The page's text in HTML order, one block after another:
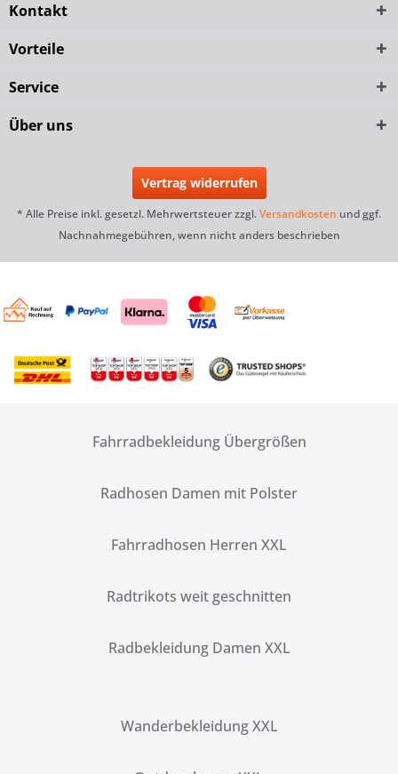
Kontakt
Vorteile
Service
Über uns
Vertrag widerrufen
* Alle Preise inkl. gesetzl. Mehrwertsteuer zzgl.Versandkosten und ggf.
Nachnahmegebühren, wenn nicht anders beschrieben
Fahrradbekleidung Übergrößen
Radhosen Damen mit Polster
Fahrradhosen Herren XXL
Radtrikots weit geschnitten
Radbekleidung Damen XXL
Wanderbekleidung XXL